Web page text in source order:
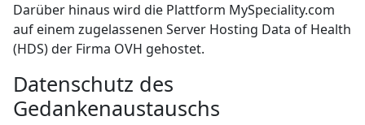
Darüber hinaus wird die Plattform MySpeciality.com
auf einem zugelassenen Server Hosting Data of Health
(HDS) der Firma OVH gehostet.
Datenschutz des
Gedankenaustauschs